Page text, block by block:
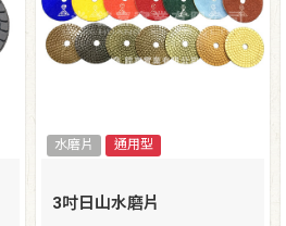
水磨片 通用型
3吋日山水磨片